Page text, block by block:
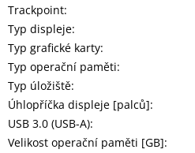
Trackpoint:
Typ displeje:
Typ grafické karty:
Typ operační paměti:
Typ úložiště:
Úhlopříčka displeje [palců]:
USB 3.0 (USB-A):
Velikost operační paměti [GB]: